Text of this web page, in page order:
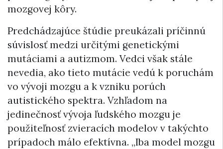
mozgovej kôry.
Predchádzajúce štúdie preukázali príčinnú
súvislosť medzi určitými genetickými
mutáciami a autizmom. Vedci však stále
nevedia, ako tieto mutácie vedú k poruchám
vo vývoji mozgu a k vzniku porúch
autistického spektra. Vzhľadom na
jedinečnosť vývoja ľudského mozgu je
použiteľnosť zvieracích modelov v takýchto
prípadoch málo efektívna. „Iba model mozgu